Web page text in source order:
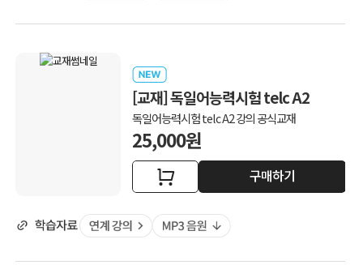
[교재] 독일어능력시험 telc A2
독일어능력시험 telc A2 강의 공식교재
25,000원
구매하기